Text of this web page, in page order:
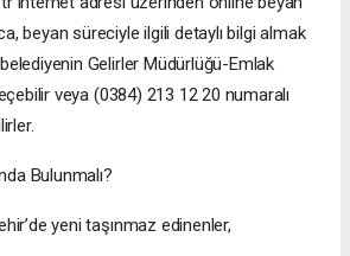
beyan süreciyle ilgili detaylı bilgi almak
Gelirler Müdürlüğü-Emlak
veya (0384) 213 12 20 numaralı
Bulunmalı?
yeni taşınmaz edinenler,